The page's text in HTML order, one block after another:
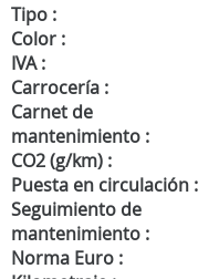
Tipo :
Color :
IVA :
Carrocería :
Carnet de
mantenimiento :
CO2 (g/km) :
Puesta en circulación :
Seguimiento de
mantenimiento :
Norma Euro :